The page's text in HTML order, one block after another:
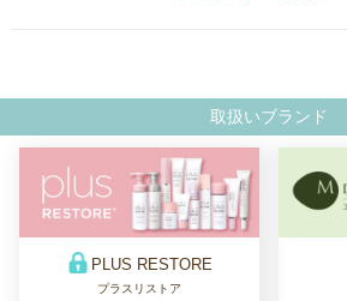
取扱いブランド
PLUS RESTORE
プラスリストア